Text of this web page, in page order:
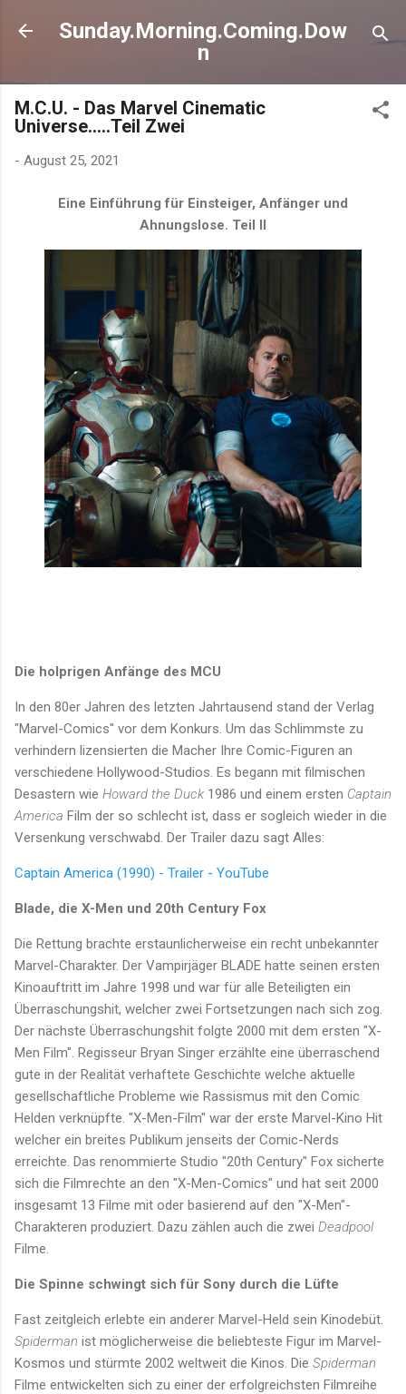
Direkt zum Hauptbereich
Sunday.Morning.Coming.Dow
n
M.C.U. - Das Marvel Cinematic
Universe.....Teil Zwei
- August 25, 2021
Eine Einführung für Einsteiger, Anfänger und
Ahnungslose. Teil II
Die holprigen Anfänge des MCU
In den 80er Jahren des letzten Jahrtausend stand der Verlag
"Marvel-Comics" vor dem Konkurs. Um das Schlimmste zu
verhindern lizensierten die Macher Ihre Comic-Figuren an
verschiedene Hollywood-Studios. Es begann mit filmischen
Desastern wie Howard the Duck 1986 und einem ersten Captain
America Film der so schlecht ist, dass er sogleich wieder in die
Versenkung verschwabd. Der Trailer dazu sagt Alles:
Captain America (1990) - Trailer - YouTube
Blade, die X-Men und 20th Century Fox
Die Rettung brachte erstaunlicherweise ein recht unbekannter
Marvel-Charakter. Der Vampirjäger BLADE hatte seinen ersten
Kinoauftritt im Jahre 1998 und war für alle Beteiligten ein
Überraschungshit, welcher zwei Fortsetzungen nach sich zog.
Der nächste Überraschungshit folgte 2000 mit dem ersten "X-
Men Film". Regisseur Bryan Singer erzählte eine überraschend
gute in der Realität verhaftete Geschichte welche aktuelle
gesellschaftliche Probleme wie Rassismus mit den Comic
Helden verknüpfte. "X-Men-Film" war der erste Marvel-Kino Hit
welcher ein breites Publikum jenseits der Comic-Nerds
erreichte. Das renommierte Studio "20th Century" Fox sicherte
sich die Filmrechte an den "X-Men-Comics" und hat seit 2000
insgesamt 13 Filme mit oder basierend auf den "X-Men"-
Charakteren produziert. Dazu zählen auch die zwei Deadpool
Filme.
Die Spinne schwingt sich für Sony durch die Lüfte
Fast zeitgleich erlebte ein anderer Marvel-Held sein Kinodebüt.
Spiderman ist möglicherweise die beliebteste Figur im Marvel-
Kosmos und stürmte 2002 weltweit die Kinos. Die Spiderman
Filme entwickelten sich zu einer der erfolgreichsten Filmreihe